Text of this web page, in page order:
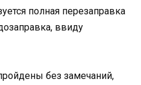
полная перезаправка
ввиду
без замечаний,